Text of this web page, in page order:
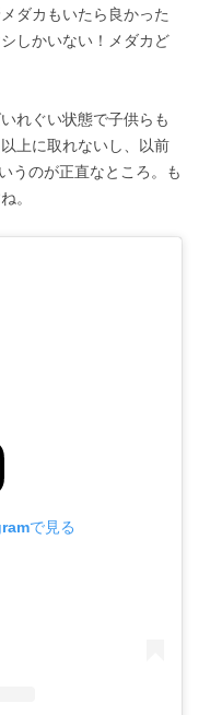
ダカもいたら良かった
しかいない！メダカど
れぐい状態で子供らも
上に取れないし、以前
うのが正直なところ。も
。
で見る